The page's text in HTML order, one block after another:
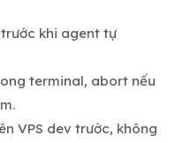
khi agent tự
terminal, abort nếu
VPS dev trước, không